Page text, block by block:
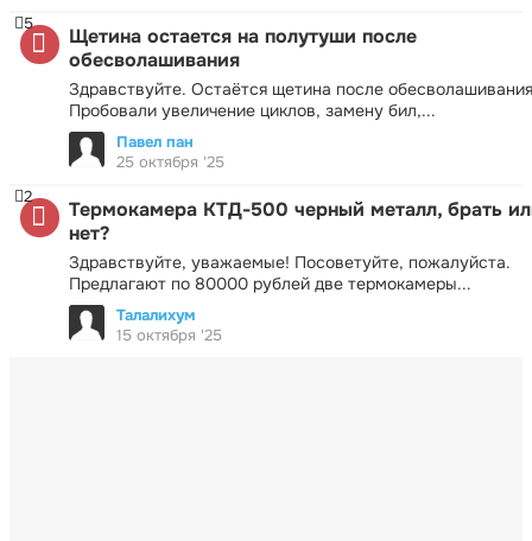
Щетина остается на полутуши после
обесволашивания
Здравствуйте. Остаётся щетина после
Пробовали увеличение циклов, замену бил,...
5
Павел пан
25 октября '25
Термокамера КТД-500 черный металл, брать
нет?
Здравствуйте, уважаемые! Посоветуйте, пожалуйста.
Предлагают по 80000 рублей две термокамеры...
2
Талалихум
15 октября '25